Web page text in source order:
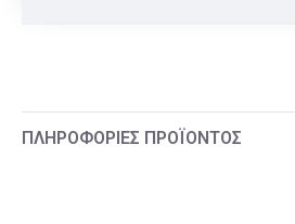
ΠΛΗΡΟΦΟΡΊΕΣ ΠΡΟΪΌΝΤΟΣ